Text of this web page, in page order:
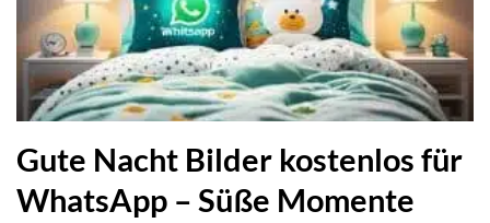
Gute Nacht Bilder kostenlos für
WhatsApp – Süße Momente